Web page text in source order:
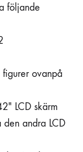
följande
ovanpå
LCD skärm
andra LCD